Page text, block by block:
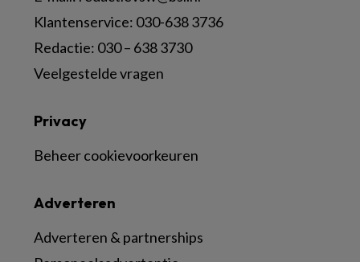
Klantenservice: 030-638 3736
Redactie: 030 – 638 3730
Veelgestelde vragen
Adverteren
Adverteren & partnerships
Privacy
Beheer cookievoorkeuren